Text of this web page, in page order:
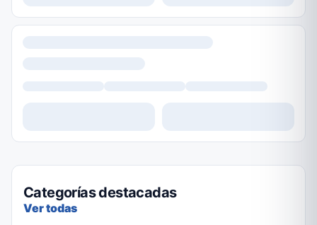
Categorías destacadas
Ver todas